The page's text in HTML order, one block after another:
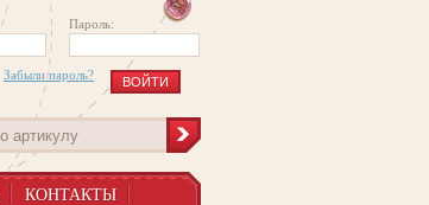
Пароль:
Забыли пароль?
КОНТАКТЫ